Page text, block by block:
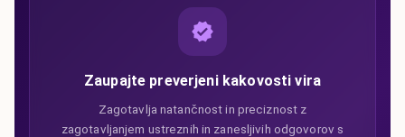
Zaupajte preverjeni kakovosti vira
Zagotavlja natančnost in preciznost z
zagotavljanjem ustreznih in zanesljivih odgovorov s